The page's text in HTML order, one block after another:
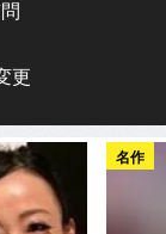
更
名作